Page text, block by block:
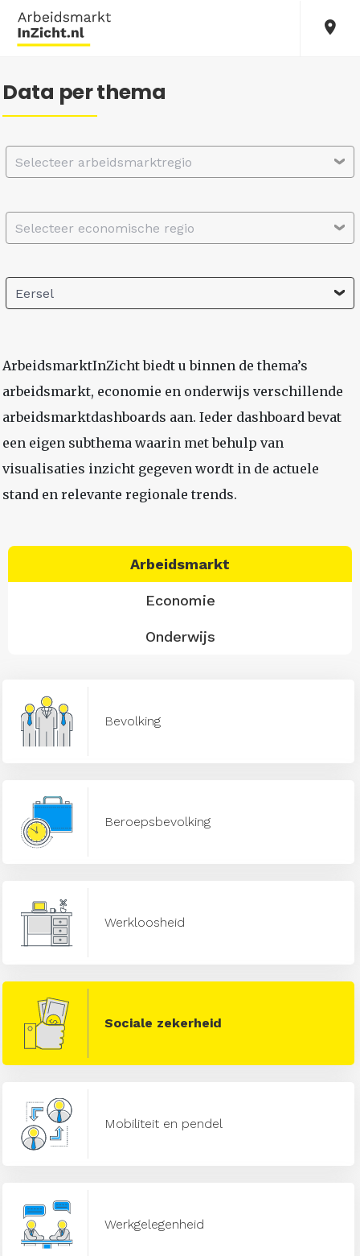
Data per thema
Selecteer arbeidsmarktregio
Selecteer economische regio
Eersel
ArbeidsmarktInZicht biedt u binnen de thema’s
arbeidsmarkt, economie en onderwijs verschillende
arbeidsmarktdashboards aan. Ieder dashboard bevat
een eigen subthema waarin met behulp van
visualisaties inzicht gegeven wordt in de actuele
stand en relevante regionale trends.
Arbeidsmarkt
Economie
Onderwijs
Bevolking
Beroepsbevolking
Werkloosheid
Sociale zekerheid
Mobiliteit en pendel
Werkgelegenheid